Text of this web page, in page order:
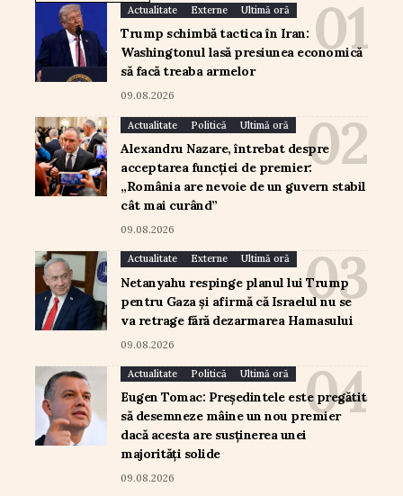
Actualitate Externe Ultimă oră
Trump schimbă tactica în Iran:
Washingtonul lasă presiunea economică
să facă treaba armelor
09.08.2026
Actualitate Politică Ultimă oră
Alexandru Nazare, întrebat despre
acceptarea funcției de premier:
„România are nevoie de un guvern stabil
cât mai curând”
09.08.2026
Actualitate Externe Ultimă oră
Netanyahu respinge planul lui Trump
pentru Gaza și afirmă că Israelul nu se
va retrage fără dezarmarea Hamasului
09.08.2026
Actualitate Politică Ultimă oră
Eugen Tomac: Președintele este pregătit
să desemneze mâine un nou premier
dacă acesta are susținerea unei
majorități solide
09.08.2026